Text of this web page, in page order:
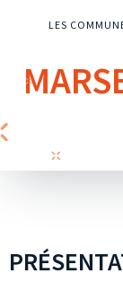
LES